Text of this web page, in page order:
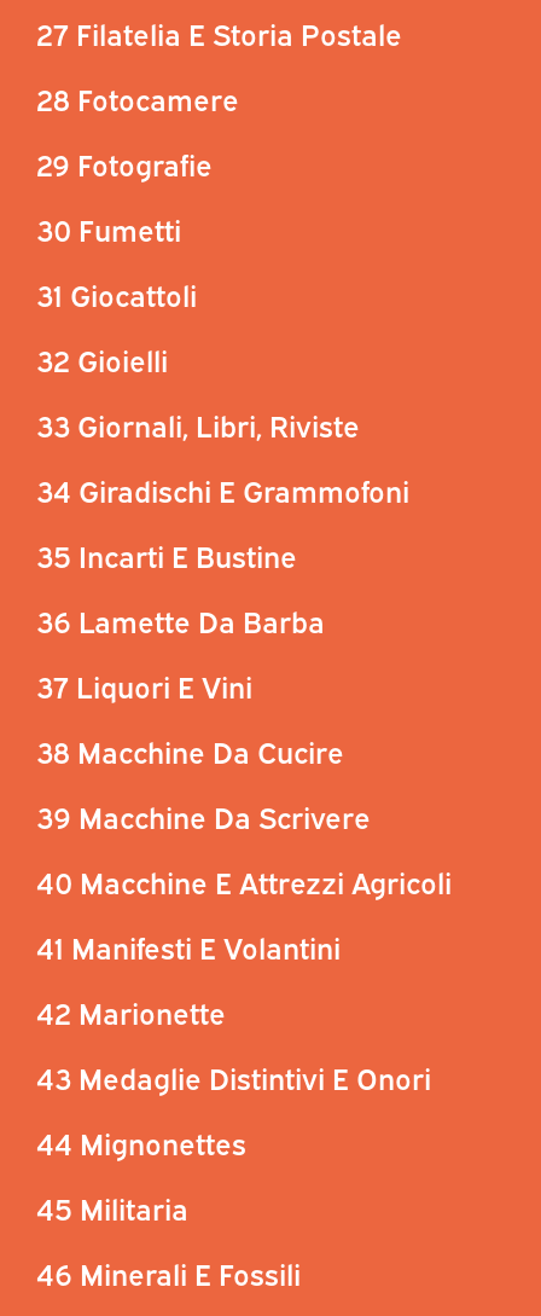
27 Filatelia E Storia Postale
28 Fotocamere
29 Fotografie
30 Fumetti
31 Giocattoli
32 Gioielli
33 Giornali, Libri, Riviste
34 Giradischi E Grammofoni
35 Incarti E Bustine
36 Lamette Da Barba
37 Liquori E Vini
38 Macchine Da Cucire
39 Macchine Da Scrivere
40 Macchine E Attrezzi Agricoli
41 Manifesti E Volantini
42 Marionette
43 Medaglie Distintivi E Onori
44 Mignonettes
45 Militaria
46 Minerali E Fossili